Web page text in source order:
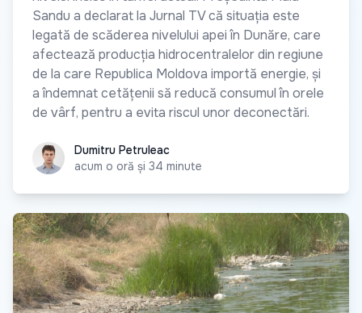
Sandu a declarat la Jurnal TV că situația este
legată de scăderea nivelului apei în Dunăre, care
afectează producția hidrocentralelor din regiune
de la care Republica Moldova importă energie, și
a îndemnat cetățenii să reducă consumul în orele
de vârf, pentru a evita riscul unor deconectări.
Dumitru Petruleac
Dumitru Petruleac
acum o oră și 34 minute